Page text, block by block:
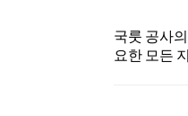
국룻 공사의
요한 모든